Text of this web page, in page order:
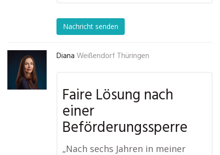
Nachricht senden
Diana Weißendorf Thüringen
Faire Lösung nach
einer
Beförderungssperre
„Nach sechs Jahren in meiner